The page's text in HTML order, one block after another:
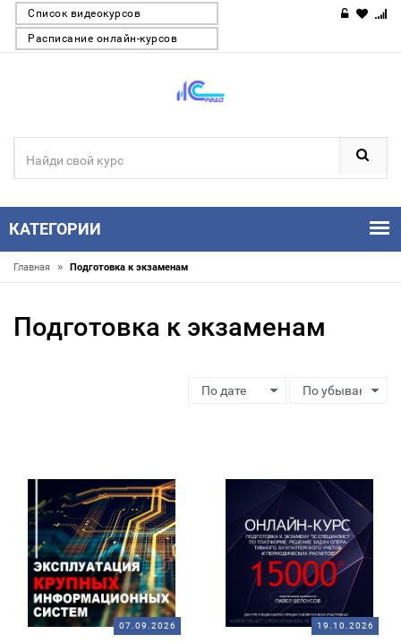
Список видеокурсов
Расписание онлайн-курсов
КАТЕГОРИИ
Главная » Подготовка к экзаменам
Подготовка к экзаменам
07.09.2026 19.10.2026